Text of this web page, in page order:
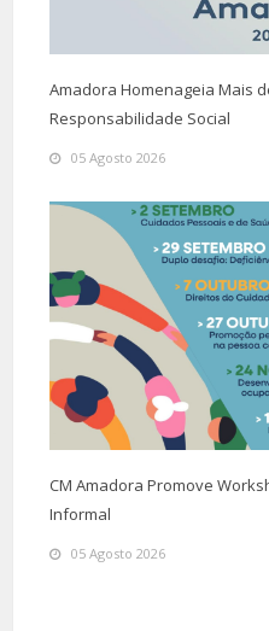
Amadora Homenageia Mais
Responsabilidade Social
05 Agosto 2026
CM Amadora Promove
Informal
05 Agosto 2026